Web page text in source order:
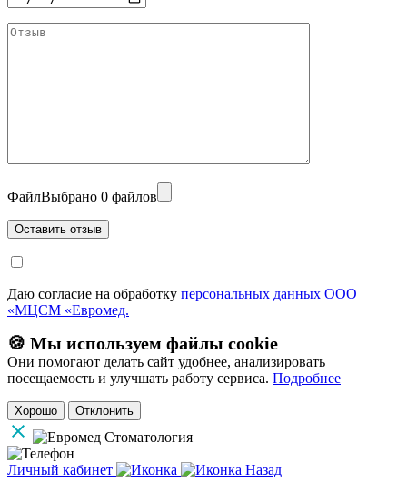
ФайлВыбрано 0 файлов
Даю согласие на обработку персональных данных ООО
«МЦСМ «Евромед.
🍪 Мы используем файлы cookie
Они помогают делать сайт удобнее, анализировать
посещаемость и улучшать работу сервиса. Подробнее
Хорошо Отклонить
Личный кабинет
Назад